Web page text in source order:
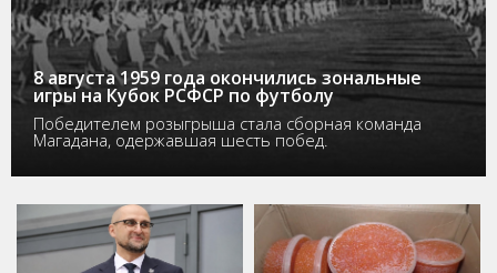
8 августа 1959 года окончились зональные
игры на Кубок РСФСР по футболу
Победителем розыгрыша стала сборная команда
Магадана, одержавшая шесть побед.